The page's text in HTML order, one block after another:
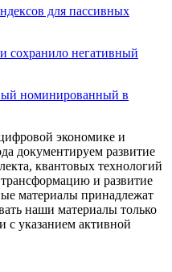
для пассивных
сохранило негативный
номинированный в
экономике и
документируем развитие
квантовых технологий
и развитие
материалы принадлежат
наши материалы только
с указанием активной